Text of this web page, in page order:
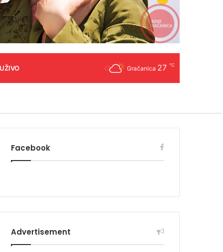
Gračanica 27 ℃
Facebook
Advertisement